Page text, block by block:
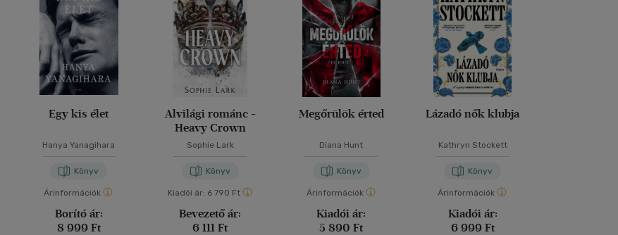
Egy kis élet
Hanya Yanagihara
Könyv
Árinformációk
Borító ár:
8 999 Ft
Alvilági románc -
Heavy Crown
Sophie Lark
Könyv
Kiadói ár: 6 790 Ft
Bevezető ár:
6 111 Ft
Megőrülök érted
Diana Hunt
Könyv
Árinformációk
Kiadói ár:
5 890 Ft
Lázadó nők klubja
Kathryn Stockett
Könyv
Árinformációk
Kiadói ár:
6 999 Ft